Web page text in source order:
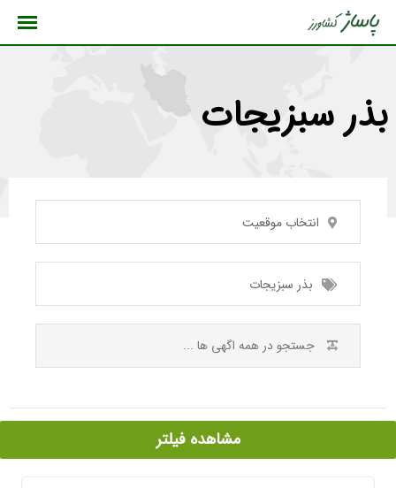
بذر سبزیجات
انتخاب موقعیت
بذر سبزیجات
مشاهده فیلتر